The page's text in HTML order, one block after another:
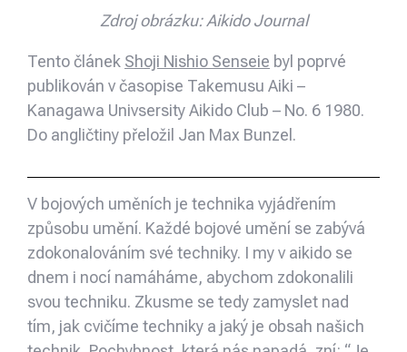
Zdroj obrázku: Aikido Journal
Tento článek Shoji Nishio Senseie byl poprvé
publikován v časopise Takemusu Aiki –
Kanagawa Univsersity Aikido Club – No. 6 1980.
Do angličtiny přeložil Jan Max Bunzel.
V bojových uměních je technika vyjádřením
způsobu umění. Každé bojové umění se zabývá
zdokonalováním své techniky. I my v aikido se
dnem i nocí namáháme, abychom zdokonalili
svou techniku. Zkusme se tedy zamyslet nad
tím, jak cvičíme techniky a jaký je obsah našich